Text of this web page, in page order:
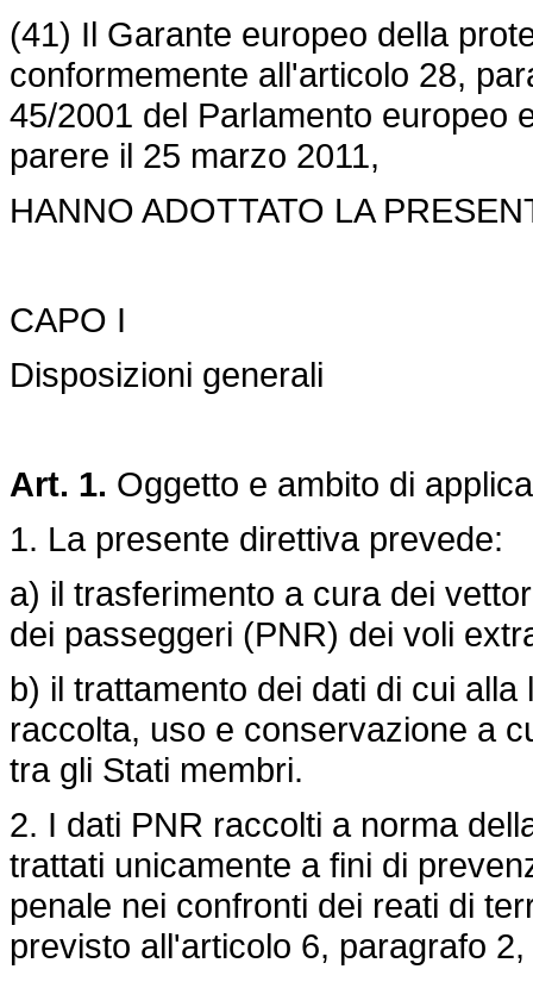
(41) Il Garante europeo della
conformemente all'articolo 28,
45/2001 del Parlamento europeo
parere il 25 marzo 2011,
HANNO ADOTTATO LA
CAPO I
Disposizioni generali
Art. 1. Oggetto e ambito di
1. La presente direttiva prevede:
a) il trasferimento a cura dei
dei passeggeri (PNR) dei voli
b) il trattamento dei dati di cui
raccolta, uso e conservazione a
tra gli Stati membri.
2. I dati PNR raccolti a norma
trattati unicamente a fini di
penale nei confronti dei reati di
previsto all'articolo 6, paragrafo